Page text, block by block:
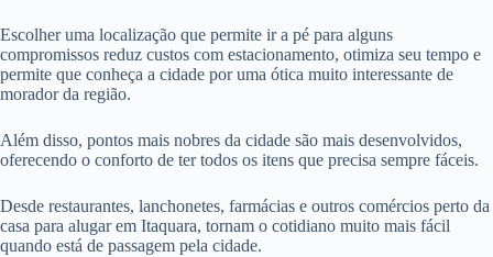
Escolher uma localização que permite ir a pé para alguns
compromissos reduz custos com estacionamento, otimiza seu tempo e
permite que conheça a cidade por uma ótica muito interessante de
morador da região.
Além disso, pontos mais nobres da cidade são mais desenvolvidos,
oferecendo o conforto de ter todos os itens que precisa sempre fáceis.
Desde restaurantes, lanchonetes, farmácias e outros comércios perto da
casa para alugar em Itaquara, tornam o cotidiano muito mais fácil
quando está de passagem pela cidade.